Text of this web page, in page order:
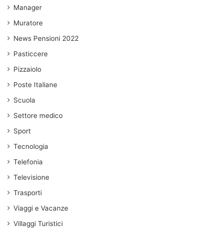
Manager
Muratore
News Pensioni 2022
Pasticcere
Pizzaiolo
Poste Italiane
Scuola
Settore medico
Sport
Tecnologia
Telefonia
Televisione
Trasporti
Viaggi e Vacanze
Villaggi Turistici